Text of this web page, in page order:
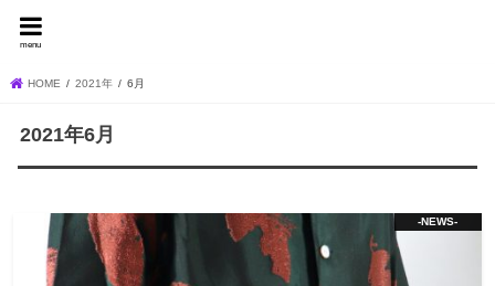
menu
HOME 2021年 6月
2021年6月
-NEWS-